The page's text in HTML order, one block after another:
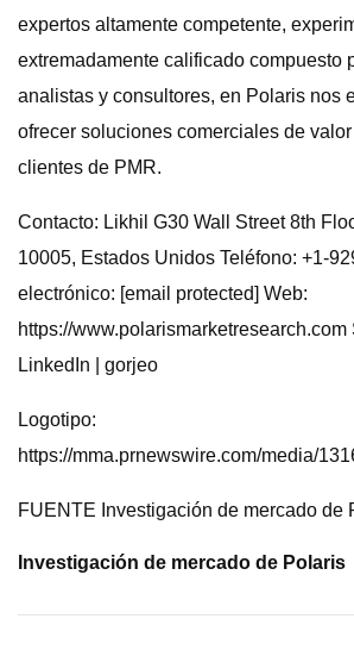
expertos altamente competente,
extremadamente calificado compuesto
analistas y consultores, en Polaris nos
ofrecer soluciones comerciales de
clientes de PMR.
Contacto: Likhil G30 Wall Street 8th
10005, Estados Unidos Teléfono: +1-
electrónico: [email protected] Web:
https://www.polarismarketresearch.com
LinkedIn | gorjeo
Logotipo:
https://mma.prnewswire.com/media/
FUENTE Investigación de mercado de
Investigación de mercado de Polaris